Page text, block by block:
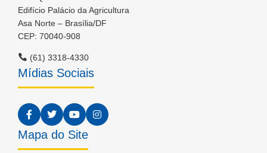
Edifício Palácio da Agricultura
Asa Norte – Brasília/DF
CEP: 70040-908
(61) 3318-4330
Mídias Sociais
Mapa do Site